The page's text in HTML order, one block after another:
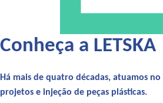
Conheça a LETSKA
Há mais de quatro décadas, atuamos
projetos e injeção de peças plásticas.